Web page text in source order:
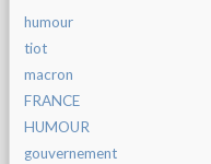
humour
tiot
macron
FRANCE
HUMOUR
gouvernement